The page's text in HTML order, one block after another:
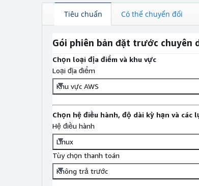
Tiêu chuẩn Có thể chuyển đổi